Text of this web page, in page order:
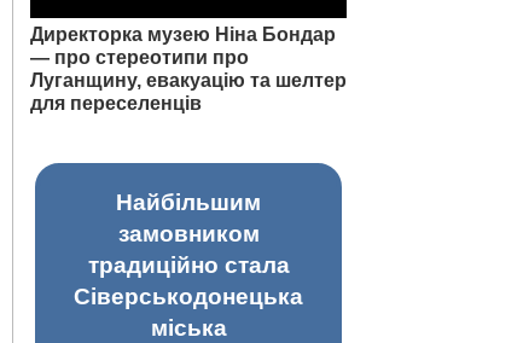
Директорка музею Ніна Бондар
— про стереотипи про
Луганщину, евакуацію та шелтер
для переселенців
Найбільшим
замовником
традиційно стала
Сіверськодонецька
міська